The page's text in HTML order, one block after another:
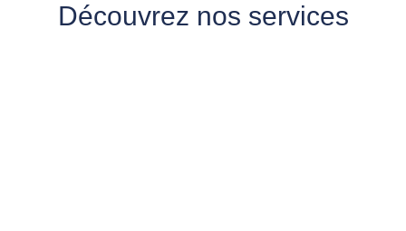
Découvrez nos services